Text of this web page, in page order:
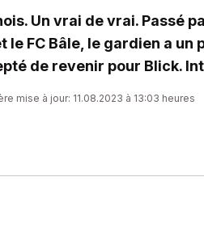
Un vrai de vrai. Passé
le FC Bâle, le gardien a un
de revenir pour Blick.
mise à jour: 11.08.2023 à 13:03 heures